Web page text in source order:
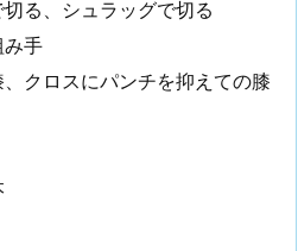
る、シュラッグで切る
み手
クロスにパンチを抑えての膝